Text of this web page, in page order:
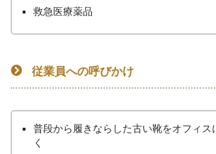
救急医療薬品
従業員への呼びかけ
普段から履きならした古い靴をオフィス
く